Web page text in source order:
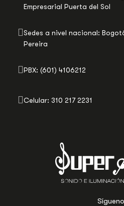
Empresarial Puerta del Sol
Sedes a nivel nacional:
Pereira
PBX: (601) 4106212
Celular: 310 217 2231